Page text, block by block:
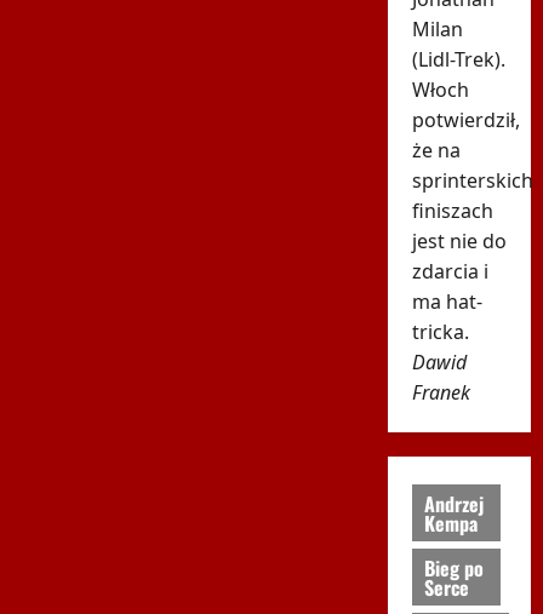
Milan
(Lidl-Trek).
Włoch
potwierdził,
że na
sprinterskich
finiszach
jest nie do
zdarcia i
ma hat-
tricka.
Dawid
Franek
Andrzej
Kempa
Bieg po
Serce